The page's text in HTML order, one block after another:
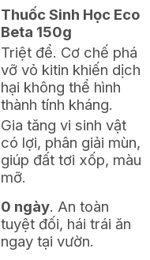
Thuốc Sinh Học Eco
Beta 150g
Triệt để. Cơ chế phá
vỡ vỏ kitin khiến dịch
hại không thể hình
thành tính kháng.
Gia tăng vi sinh vật
có lợi, phân giải mùn,
giúp đất tơi xốp, màu
mỡ.
0 ngày. An toàn
tuyệt đối, hái trái ăn
ngay tại vườn.